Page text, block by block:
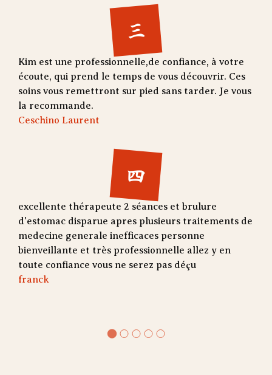
三
Kim est une professionnelle,de confiance, à votre
écoute, qui prend le temps de vous découvrir. Ces
soins vous remettront sur pied sans tarder. Je vous
la recommande.
Ceschino Laurent
四
excellente thérapeute 2 séances et brulure
d'estomac disparue apres plusieurs traitements de
medecine generale inefficaces personne
bienveillante et très professionnelle allez y en
toute confiance vous ne serez pas déçu
franck